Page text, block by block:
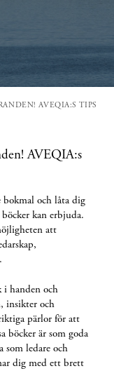
AVEQIA:S TIPS
AVEQIA:s
bokmal och låta dig
kan erbjuda.
att
i handen och
insikter och
pärlor för att
böcker är som goda
som ledare och
dig med ett brett